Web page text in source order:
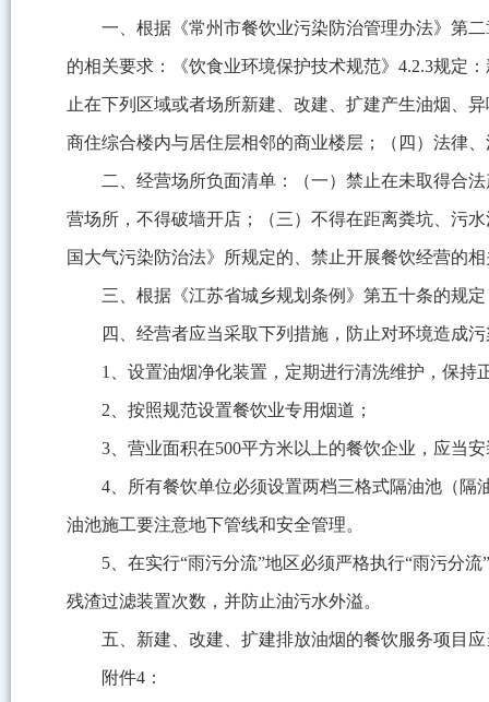
一、根据《常州市餐饮业污染防治管理办法》第
的相关要求：《饮食业环境保护技术规范》4.2.3规定
止在下列区域或者场所新建、改建、扩建产生油烟、
商住综合楼内与居住层相邻的商业楼层；（四）法律
二、经营场所负面清单：（一）禁止在未取得合
营场所，不得破墙开店；（三）不得在距离粪坑、污
国大气污染防治法》所规定的、禁止开展餐饮经营的
三、根据《江苏省城乡规划条例》第五十条的规
四、经营者应当采取下列措施，防止对环境造成污
1、设置油烟净化装置，定期进行清洗维护，保持
2、按照规范设置餐饮业专用烟道；
3、营业面积在500平方米以上的餐饮企业，应当
4、所有餐饮单位必须设置两档三格式隔油池（
油池施工要注意地下管线和安全管理。
5、在实行“雨污分流”地区必须严格执行“雨污分
残渣过滤装置次数，并防止油污水外溢。
五、新建、改建、扩建排放油烟的餐饮服务项目
附件4：